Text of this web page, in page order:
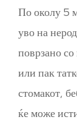
По околу 5
уво на
поврзано
или пак
стомакот,
ќе може